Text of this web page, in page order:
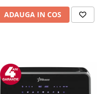
ADAUGA IN COS